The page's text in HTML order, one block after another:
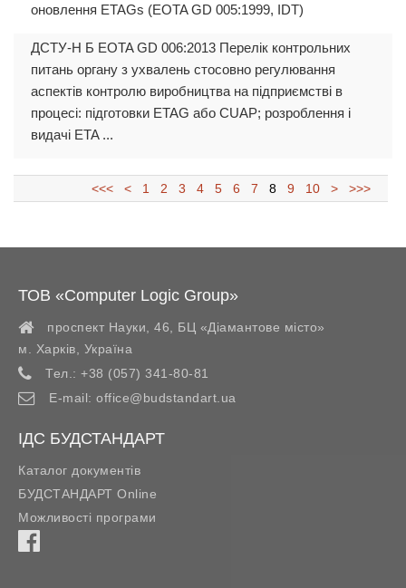
оновлення ETAGs (EOTA GD 005:1999, IDT)
ДСТУ-Н Б EOTA GD 006:2013 Перелік контрольних
питань органу з ухвалень стосовно регулювання
аспектів контролю виробництва на підприємстві в
процесі: підготовки ETAG або CUAP; розроблення і
видачі ETA ...
<<< < 1 2 3 4 5 6 7 8 9 10 > >>>
ТОВ «Computer Logic Group»
проспект Науки, 46, БЦ «Діамантове місто»
м. Харків, Україна
Тел.: +38 (057) 341-80-81
E-mail: office@budstandart.ua
ІДС БУДСТАНДАРТ
Каталог документів
БУДСТАНДАРТ Online
Можливості програми